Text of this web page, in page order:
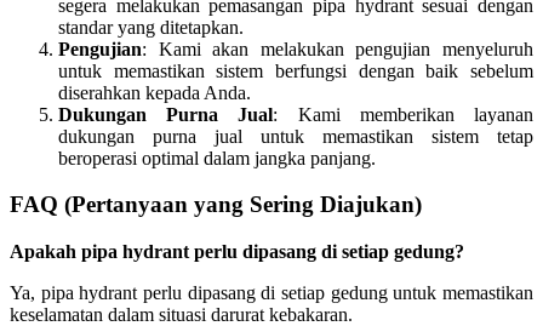
segera melakukan pemasangan pipa hydrant sesuai dengan
standar yang ditetapkan.
Pengujian: Kami akan melakukan pengujian menyeluruh
untuk memastikan sistem berfungsi dengan baik sebelum
diserahkan kepada Anda.
Dukungan Purna Jual: Kami memberikan layanan
dukungan purna jual untuk memastikan sistem tetap
beroperasi optimal dalam jangka panjang.
FAQ (Pertanyaan yang Sering Diajukan)
Apakah pipa hydrant perlu dipasang di setiap gedung?
Ya, pipa hydrant perlu dipasang di setiap gedung untuk memastikan
keselamatan dalam situasi darurat kebakaran.